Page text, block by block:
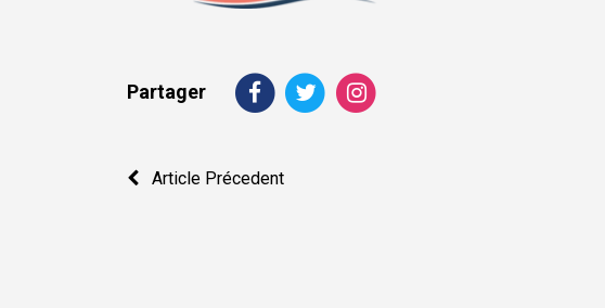
Partager
Navigation
Article Précedent